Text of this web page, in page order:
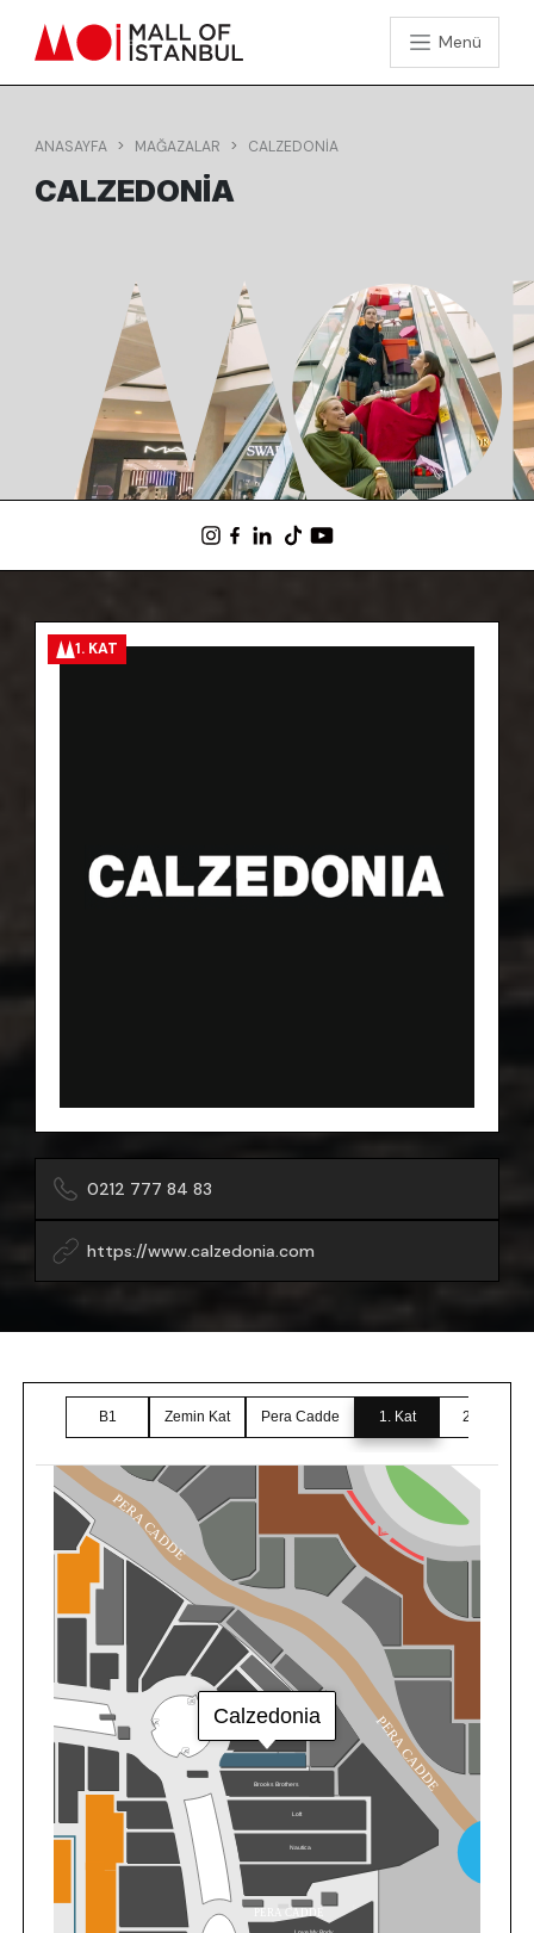
Menü
ANASAYFA MAĞAZALAR CALZEDONIA
CALZEDONIA
0212 777 84 83
https://www.calzedonia.com
1. KAT